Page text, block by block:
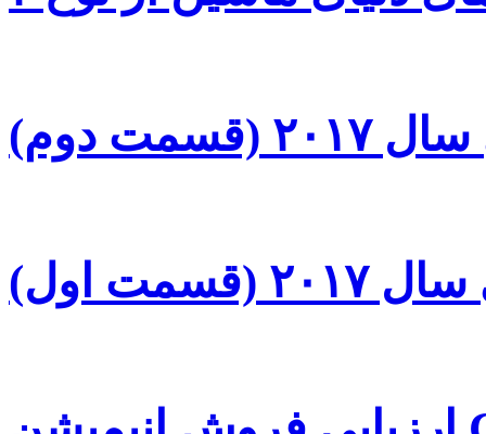
دوم)
اول)